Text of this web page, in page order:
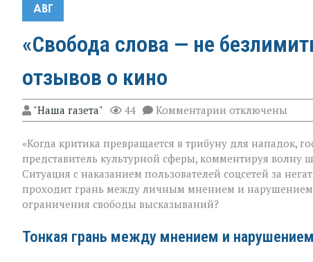
АВГ
«Свобода слова — не
отзывов о кино
"Наша газета" 44 Комментарии к
записи
слова — не
безлимитный
тариф»:
споры
вокруг
отключены
«Когда критика превращается в трибуну для нападок,
представитель культурной сферы, комментируя
Ситуация с наказанием пользователей соцсетей за
проходит грань между личным мнением и нарушением
ограничения свободы высказываний?
Тонкая грань между мнением и нарушением